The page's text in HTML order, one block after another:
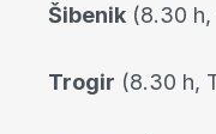
Šibenik (8.30 h,
Trogir (8.30 h,